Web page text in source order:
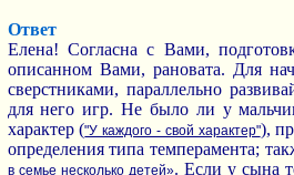
Ответ
Елена! Согласна с Вами,
описанном Вами, рановата. Для
сверстниками, параллельно
для него игр. Не было ли у
характер ("У каждого - свой характер"),
определения типа темперамента;
в семье несколько детей». Если у сына